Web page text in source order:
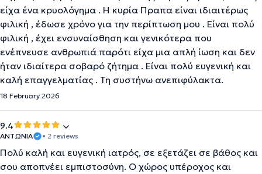
είχα ένα κρυολόγημα . Η κυρία Πραπα είναι ιδιαιτέρως
φιλική , έδωσε χρόνο για την περίπτωση μου . Είναι πολύ
φιλική , έχει ενσυναίσθηση και γενικότερα που
ενέπνευσε ανθρωπιά παρότι είχα μια απλή ίωση και δεν
ήταν ιδιαίτερα σοβαρό ζήτημα . Είναι πολύ ευγενική και
καλή επαγγελματίας . Τη συστήνω ανεπιφύλακτα.
18 February 2026
9.4
ΑΝΤΩΝΊΑ • 2 reviews
Πολύ καλή και ευγενική ιατρός, σε εξετάζει σε βάθος και
σου αποπνέει εμπιστοσύνη. Ο χώρος υπέροχος και